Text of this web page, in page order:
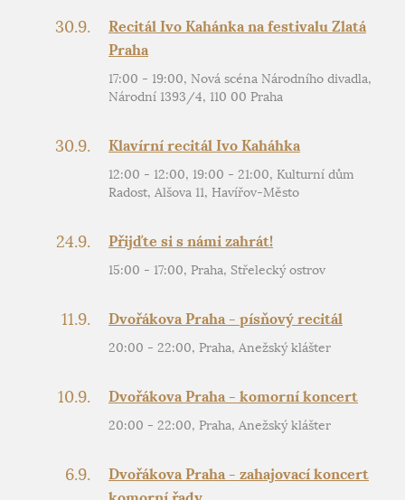
30.9.
Recitál Ivo Kahánka na festivalu Zlatá
Praha
17:00 - 19:00, Nová scéna Národního divadla,
Národní 1393/4, 110 00 Praha
30.9. Klavírní recitál Ivo Kaháhka
12:00 - 12:00, 19:00 - 21:00, Kulturní dům
Radost, Alšova 11, Havířov-Město
24.9. Přijďte si s námi zahrát!
15:00 - 17:00, Praha, Střelecký ostrov
11.9. Dvořákova Praha - písňový recitál
20:00 - 22:00, Praha, Anežský klášter
10.9. Dvořákova Praha - komorní koncert
20:00 - 22:00, Praha, Anežský klášter
6.9.
Dvořákova Praha - zahajovací koncert